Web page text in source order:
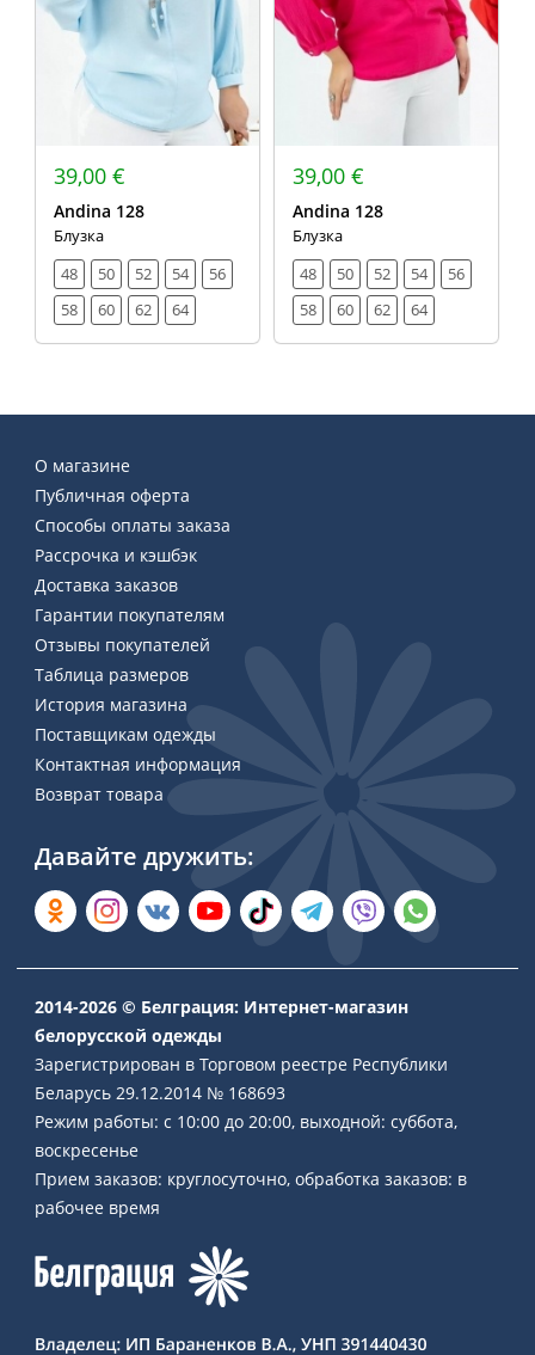
39,00 €
Andina 128
Блузка
48
50 52 54
56
58
60 62 64
39,00 €
Andina 128
Блузка
48
50 52 54
56
58
60 62 64
О магазине
Публичная оферта
Способы оплаты заказа
Рассрочка и кэшбэк
Доставка заказов
Гарантии покупателям
Отзывы покупателей
Таблица размеров
История магазина
Поставщикам одежды
Контактная информация
Возврат товара
Давайте дружить:
2014-2026 © Белграция: Интернет-магазин
белорусской одежды
Зарегистрирован в Торговом реестре Республики
Беларусь 29.12.2014 № 168693
Режим работы: с 10:00 до 20:00, выходной: суббота,
воскресенье
Прием заказов: круглосуточно, обработка заказов: в
рабочее время